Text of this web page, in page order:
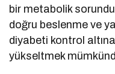
bir metabolik
doğru beslenme ve
diyabeti kontrol
yükseltmek